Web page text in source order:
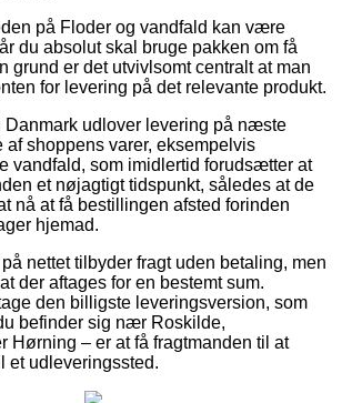
på Floder og vandfald kan være
du absolut skal bruge pakken om få
grund er det utvivlsomt centralt at man
for levering på det relevante produkt.
Danmark udlover levering på næste
af shoppens varer, eksempelvis
vandfald, som imidlertid forudsætter at
et nøjagtigt tidspunkt, således at de
nå at få bestillingen afsted forinden
hjemad.
nettet tilbyder fragt uden betaling, men
der aftages for en bestemt sum.
den billigste leveringsversion, som
befinder sig nær Roskilde,
Hørning – er at få fragtmanden til at
et udleveringssted.